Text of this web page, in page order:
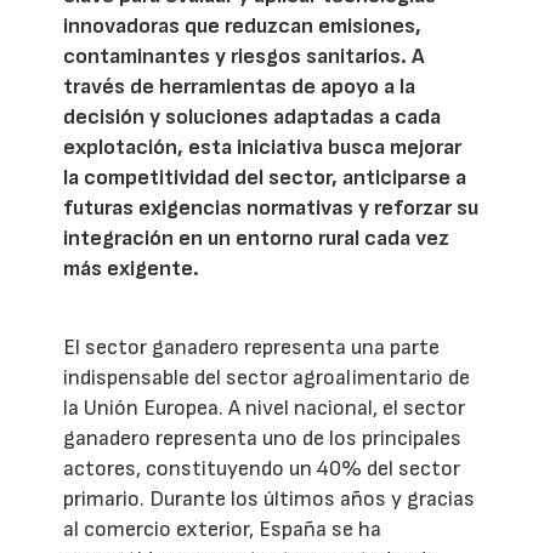
innovadoras que reduzcan emisiones,
contaminantes y riesgos sanitarios. A
través de herramientas de apoyo a la
decisión y soluciones adaptadas a cada
explotación, esta iniciativa busca mejorar
la competitividad del sector, anticiparse a
futuras exigencias normativas y reforzar su
integración en un entorno rural cada vez
más exigente.
El sector ganadero representa una parte
indispensable del sector agroalimentario de
la Unión Europea. A nivel nacional, el sector
ganadero representa uno de los principales
actores, constituyendo un 40% del sector
primario. Durante los últimos años y gracias
al comercio exterior, España se ha